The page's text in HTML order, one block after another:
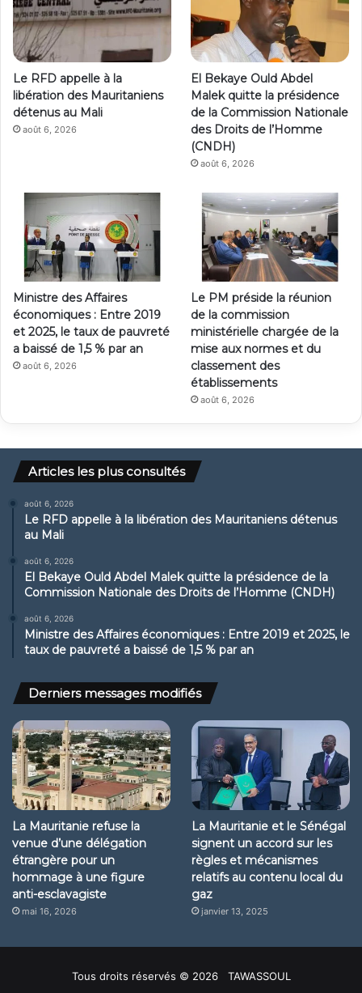
Le RFD appelle à la
libération des Mauritaniens
détenus au Mali
août 6, 2026
El Bekaye Ould Abdel
Malek quitte la présidence
de la Commission Nationale
des Droits de l’Homme
(CNDH)
août 6, 2026
Ministre des Affaires
économiques : Entre 2019
et 2025, le taux de pauvreté
a baissé de 1,5 % par an
août 6, 2026
Le PM préside la réunion
de la commission
ministérielle chargée de la
mise aux normes et du
classement des
établissements
août 6, 2026
Articles les plus consultés
août 6, 2026
Le RFD appelle à la libération des Mauritaniens détenus
au Mali
août 6, 2026
El Bekaye Ould Abdel Malek quitte la présidence de la
Commission Nationale des Droits de l’Homme (CNDH)
août 6, 2026
Ministre des Affaires économiques : Entre 2019 et 2025, le
taux de pauvreté a baissé de 1,5 % par an
Derniers messages modifiés
La Mauritanie refuse la
venue d’une délégation
étrangère pour un
hommage à une figure
anti-esclavagiste
mai 16, 2026
La Mauritanie et le Sénégal
signent un accord sur les
règles et mécanismes
relatifs au contenu local du
gaz
janvier 13, 2025
Tous droits réservés © 2026 TAWASSOUL